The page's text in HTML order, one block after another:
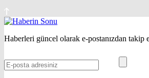
Haberleri güncel olarak e-postanızdan takip